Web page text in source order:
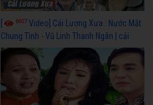
6907 Video] Cải Lương Xưa : Nước Mắt
Chung Tình - Vũ Linh Thanh Ngân | cải
lương xã hội hay nhất